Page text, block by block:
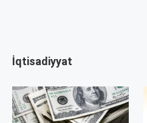
İqtisadiyyat